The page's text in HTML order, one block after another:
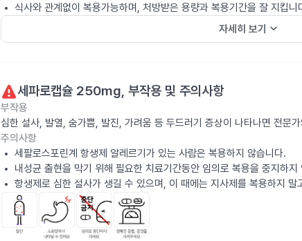
식사와 관계없이 복용가능하며, 처방받은 용량과 복용기간을 잘 지킵니
자세히 보기 keyboard_arrow_down
세파로캡슐 250mg, 부작용 및 주의사항
부작용
심한 설사, 발열, 숨가쁨, 발진, 가려움 등 두드러기 증상이 나타나면 전문
주의사항
세팔로스포린계 항생제 알레르기가 있는 사람은 복용하지 않습니다.
내성균 출현을 막기 위해 필요한 치료기간동안 임의로 복용을 중지하지
항생제로 심한 설사가 생길 수 있으며, 이 때에는 지사제를 복용하지 말